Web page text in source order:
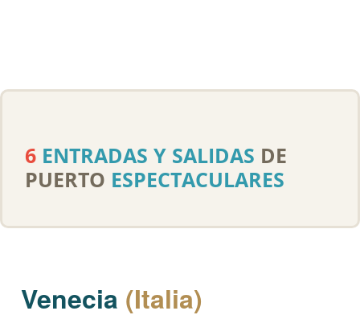
6ENTRADAS Y SALIDAS DE
PUERTO ESPECTACULARES
Venecia (Italia)